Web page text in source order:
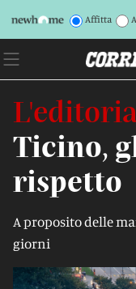
Affitta
Ticino,
rispetto
A proposito delle
giorni